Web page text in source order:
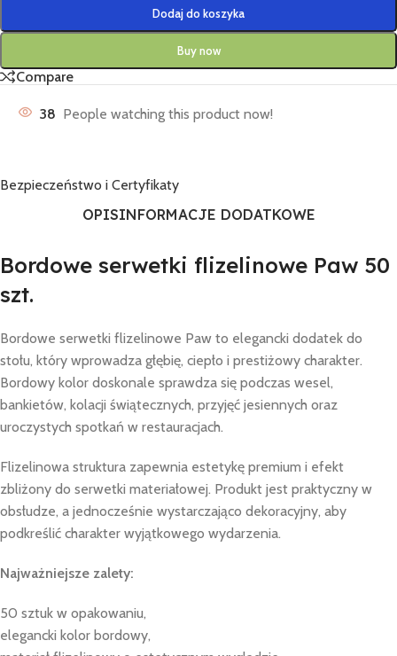
Dodaj do koszyka
Buy now
Compare
38 People watching this product now!
Bezpieczeństwo i Certyfikaty
OPISINFORMACJE DODATKOWE
Bordowe serwetki flizelinowe Paw 50
szt.
Bordowe serwetki flizelinowe Paw to elegancki dodatek do
stołu, który wprowadza głębię, ciepło i prestiżowy charakter.
Bordowy kolor doskonale sprawdza się podczas wesel,
bankietów, kolacji świątecznych, przyjęć jesiennych oraz
uroczystych spotkań w restauracjach.
Flizelinowa struktura zapewnia estetykę premium i efekt
zbliżony do serwetki materiałowej. Produkt jest praktyczny w
obsłudze, a jednocześnie wystarczająco dekoracyjny, aby
podkreślić charakter wyjątkowego wydarzenia.
Najważniejsze zalety:
50 sztuk w opakowaniu,
elegancki kolor bordowy,